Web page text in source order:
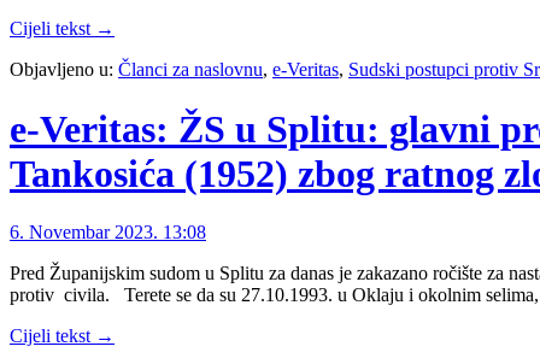
Cijeli tekst →
Objavljeno u: Članci za naslovnu, e-Veritas, Sudski postupci protiv
e-Veritas: ŽS u Splitu: glavni
Tankosića (1952) zbog ratnog
6. Novembar 2023. 13:08
Pred Županijskim sudom u Splitu za danas je zakazano ročište za
protiv civila. Terete se da su 27.10.1993. u Oklaju i okolnim
Cijeli tekst →